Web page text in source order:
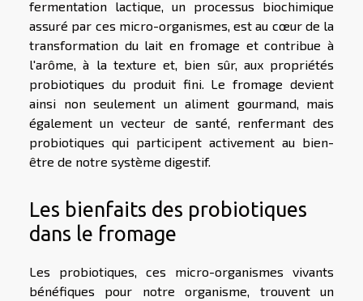
fermentation lactique, un processus biochimique
assuré par ces micro-organismes, est au cœur de la
transformation du lait en fromage et contribue à
l'arôme, à la texture et, bien sûr, aux propriétés
probiotiques du produit fini. Le fromage devient
ainsi non seulement un aliment gourmand, mais
également un vecteur de santé, renfermant des
probiotiques qui participent activement au bien-
être de notre système digestif.
Les bienfaits des probiotiques
dans le fromage
Les probiotiques, ces micro-organismes vivants
bénéfiques pour notre organisme, trouvent un